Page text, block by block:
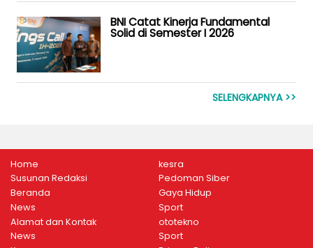
BNI Catat Kinerja Fundamental
Solid di Semester I 2026
SELENGKAPNYA >>
Home
Susunan Redaksi
Beranda
News
Alamat dan Kontak
News
kesra
Pedoman Siber
Gaya Hidup
Sport
ototekno
Sport